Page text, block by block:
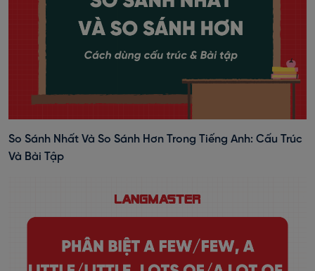
So Sánh Nhất Và So Sánh Hơn Trong Tiếng Anh: Cấu Trúc
Và Bài Tập